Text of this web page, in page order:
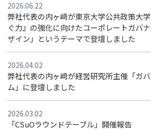
2026.06.22
弊社代表の内ヶ﨑が東京大学公共政策大
ぐ力』の強化に向けたコーポレートガバ
ザイン」というテーマで登壇しました
2026.04.02
弊社代表の内ヶ﨑が経営研究所主催「ガ
ム」に登壇しました
2026.03.02
「CSuOラウンドテーブル」開催報告